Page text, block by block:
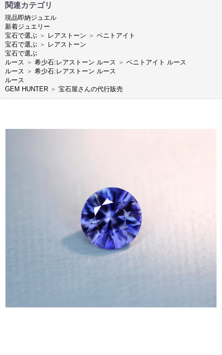
関連カテゴリ
現品即納ジュエル
新着ジュエリー
宝石で選ぶ ＞ レアストーン ＞ ベニトアイト
宝石で選ぶ ＞ レアストーン
宝石で選ぶ
ルース ＞ 希少石:レアストーン ルース ＞ ベニトアイト ルース
ルース ＞ 希少石:レアストーン ルース
ルース
GEM HUNTER ＞ 宝石屋さんの代行販売